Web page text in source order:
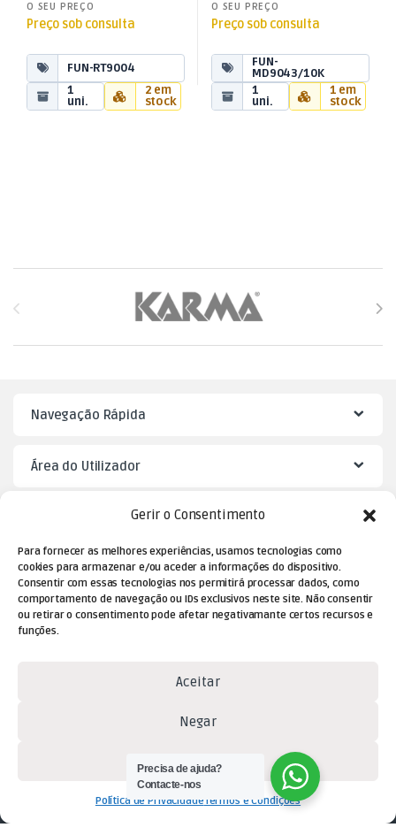
Gerir o Consentimento
Para fornecer as melhores experiências, usamos tecnologias como
cookies para armazenar e/ou aceder a informações do dispositivo.
Consentir com essas tecnologias nos permitirá processar dados, como
comportamento de navegação ou IDs exclusivos neste site. Não consentir
ou retirar o consentimento pode afetar negativamante certos recursos e
funções.
Aceitar
Negar
Ver preferências
Política de PrivacidadeTermos e Condições
O SEU PREÇO
Preço sob consulta
FUN-RT9004
1
uni.
2 em
stock
O SEU PREÇO
Preço sob consulta
FUN-
MD9043/10K
1
uni.
1 em
stock
Brands Carousel
Navegação Rápida
Área do Utilizador
Dúvidas? Contacte-nos!
(chamada para a rede fixa
nacional)
Precisa de ajuda?
Contacte-nos